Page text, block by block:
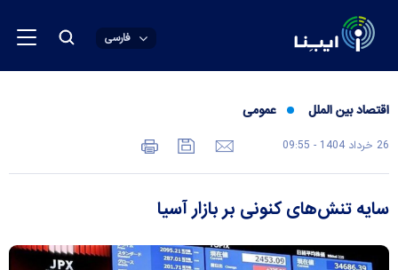
فارسی
اقتصاد بین الملل عمومی
26 خرداد 1404 - 09:55
سایه تنش‌های کنونی بر بازار آسیا